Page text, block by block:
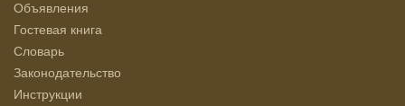
Объявления
Гостевая книга
Словарь
Законодательство
Инструкции